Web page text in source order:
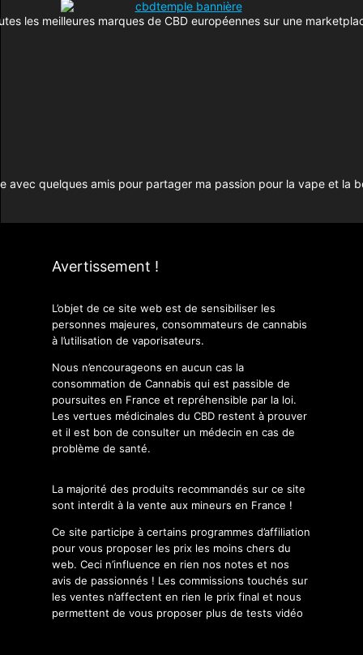
les meilleures marques de CBD européennes sur une
avec quelques amis pour partager ma passion pour la vape et la
Avertissement !
L’objet de ce site web est de sensibiliser les
personnes majeures, consommateurs de cannabis
à l’utilisation de vaporisateurs.
Nous n’encourageons en aucun cas la
consommation de Cannabis qui est passible de
poursuites en France et repréhensible par la loi.
Les vertues médicinales du CBD restent à prouver
et il est bon de consulter un médecin en cas de
problème de santé.
La majorité des produits recommandés sur ce site
sont interdit à la vente aux mineurs en France !
Ce site participe à certains programmes d’affiliation
pour vous proposer les prix les moins chers du
web. Ceci n’influence en rien nos notes et nos
avis de passionnés ! Les commissions touchés sur
les ventes n’affectent en rien le prix final et nous
permettent de vous proposer plus de tests vidéo